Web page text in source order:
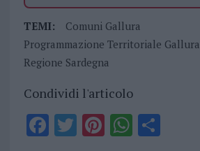
TEMI:
Comuni Gallura
Programmazione Territoriale Gallura
Regione Sardegna
Condividi l'articolo
F T PiWS